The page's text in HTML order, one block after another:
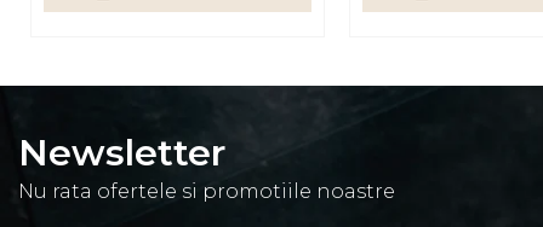
Scaune conferinta-vizitator
Seturi mobilier birou
Newsletter
Nu rata ofertele si promotiile noastre